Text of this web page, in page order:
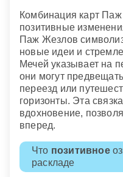
Комбинация карт
позитивные
Паж Жезлов
новые идеи и
Мечей указывает на
они могут
переезд или
горизонты. Эта
вдохновение,
вперед.
Что позитивное
раскладе